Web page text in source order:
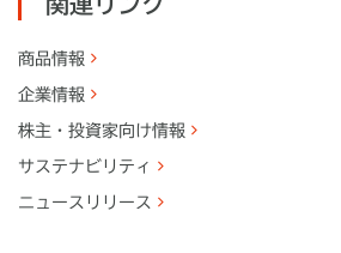
商品情報
企業情報
株主・ 投資家向け情報
サステナビリティ
ニュースリリース